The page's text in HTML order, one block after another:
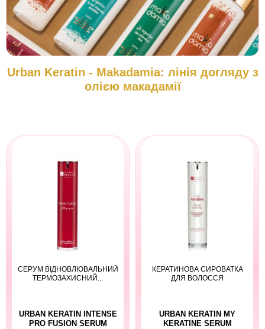
Urban Keratin - Makadamia: лінія догляду з
олією макадамії
СЕРУМ ВІДНОВЛЮВАЛЬНИЙ
ТЕРМОЗАХИСНИЙ...
URBAN KERATIN INTENSE
PRO FUSION SERUM
КЕРАТИНОВА СИРОВАТКА
ДЛЯ ВОЛОССЯ
URBAN KERATIN MY
KERATINE SERUM